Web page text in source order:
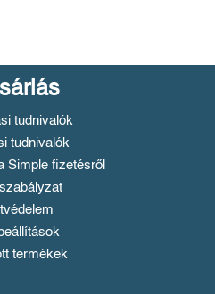
tudnivalók
tudnivalók
Simple fizetésről
termékek